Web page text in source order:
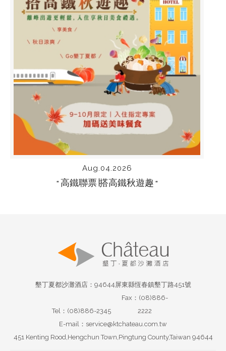
Aug.04.2026
“ 高鐵聯票∣搭高鐵秋遊趣 “
墾丁夏都沙灘酒店：94644屏東縣恆春鎮墾丁路451號
Tel：(08)886-2345
Fax：(08)886-
2222
E-mail：service@ktchateau.com.tw
451 Kenting Rood,Hengchun Town,Pingtung County,Taiwan 94644